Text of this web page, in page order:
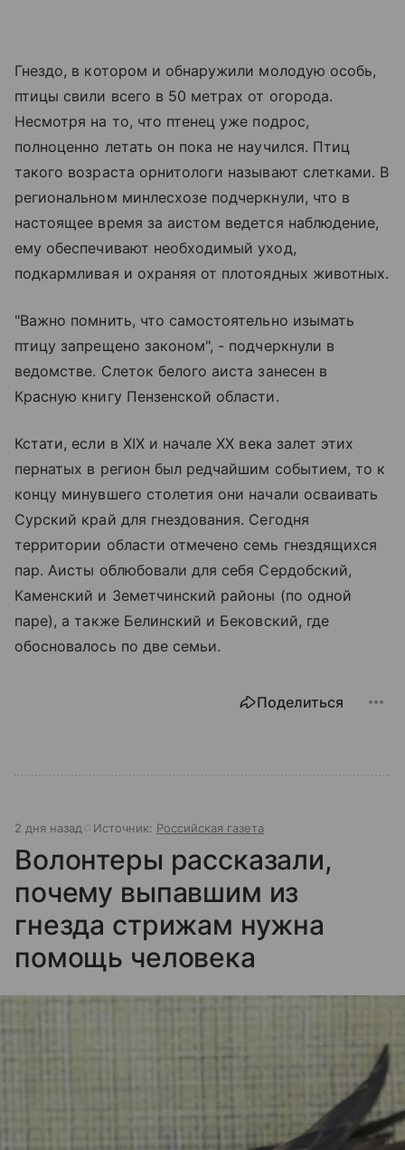
Гнездо, в котором и обнаружили молодую особь,
птицы свили всего в 50 метрах от огорода.
Несмотря на то, что птенец уже подрос,
полноценно летать он пока не научился. Птиц
такого возраста орнитологи называют слетками. В
региональном минлесхозе подчеркнули, что в
настоящее время за аистом ведется наблюдение,
ему обеспечивают необходимый уход,
подкармливая и охраняя от плотоядных животных.
"Важно помнить, что самостоятельно изымать
птицу запрещено законом", - подчеркнули в
ведомстве. Cлеток белого аиста занесен в
Красную книгу Пензенской области.
Кстати, если в XIX и начале XX века залет этих
пернатых в регион был редчайшим событием, то к
концу минувшего столетия они начали осваивать
Сурский край для гнездования. Сегодня
территории области отмечено семь гнездящихся
пар. Аисты облюбовали для себя Сердобский,
Каменский и Земетчинский районы (по одной
паре), а также Белинский и Бековский, где
обосновалось по две семьи.
Поделиться
2 дня назад Источник: Российская газета
Волонтеры рассказали,
почему выпавшим из
гнезда стрижам нужна
помощь человека